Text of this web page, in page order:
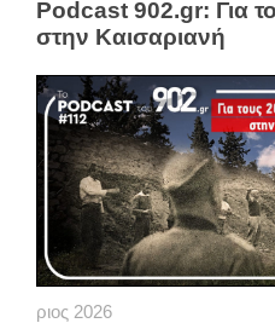
Podcast 902.gr: Για
στην Καισαριανή
ριος 2026